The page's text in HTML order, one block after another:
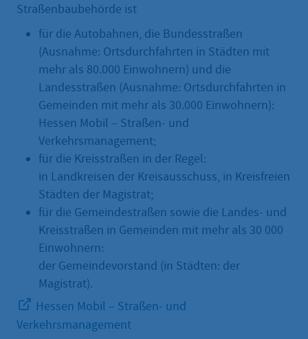
Straßenbaubehörde ist
für die Autobahnen, die Bundesstraßen
(Ausnahme: Ortsdurchfahrten in Städten mit
mehr als 80.000 Einwohnern) und die
Landesstraßen (Ausnahme: Ortsdurchfahrten in
Gemeinden mit mehr als 30.000 Einwohnern):
Hessen Mobil – Straßen- und
Verkehrsmanagement;
für die Kreisstraßen in der Regel:
in Landkreisen der Kreisausschuss, in Kreisfreien
Städten der Magistrat;
für die Gemeindestraßen sowie die Landes- und
Kreisstraßen in Gemeinden mit mehr als 30 000
Einwohnern:
der Gemeindevorstand (in Städten: der
Magistrat).
Hessen Mobil – Straßen- und
Verkehrsmanagement